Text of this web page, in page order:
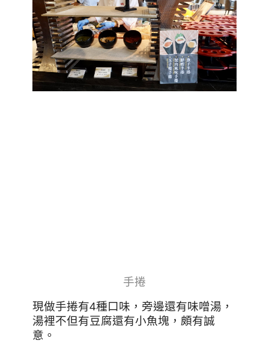
手捲
現做手捲有4種口味，旁邊還有味噌湯，
湯裡不但有豆腐還有小魚塊，頗有誠
意。